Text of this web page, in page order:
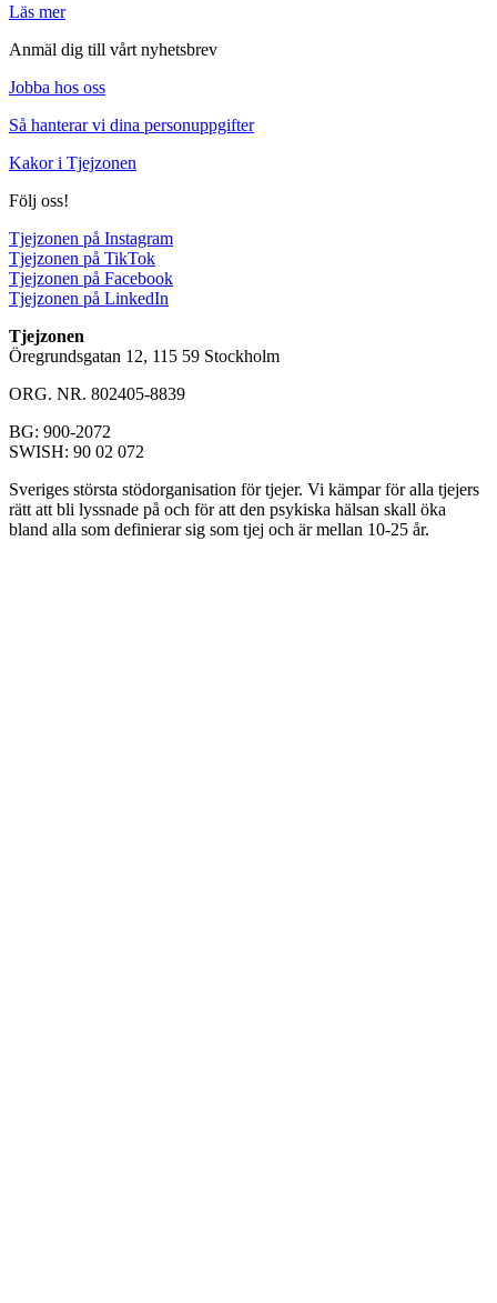
Läs mer
Anmäl dig till vårt nyhetsbrev
Jobba hos oss
Så hanterar vi dina personuppgifter
Kakor i Tjejzonen
Följ oss!
Tjejzonen på Instagram
Tjejzonen på TikTok
Tjejzonen på Facebook
Tjejzonen på LinkedIn
Tjejzonen
Öregrundsgatan 12, 115 59 Stockholm
ORG. NR. 802405-8839
BG: 900-2072
SWISH: 90 02 072
Sveriges största stödorganisation för tjejer. Vi kämpar för alla tjejers
rätt att bli lyssnade på och för att den psykiska hälsan skall öka
bland alla som definierar sig som tjej och är mellan 10-25 år.